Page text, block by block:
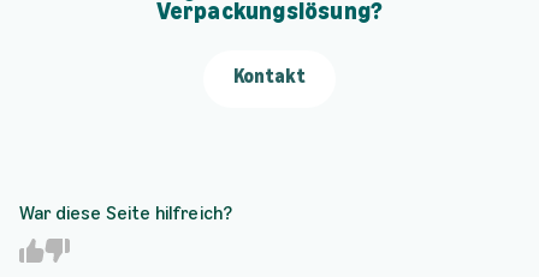
Verpackungslösung?
Kontakt
War diese Seite hilfreich?
Y
N